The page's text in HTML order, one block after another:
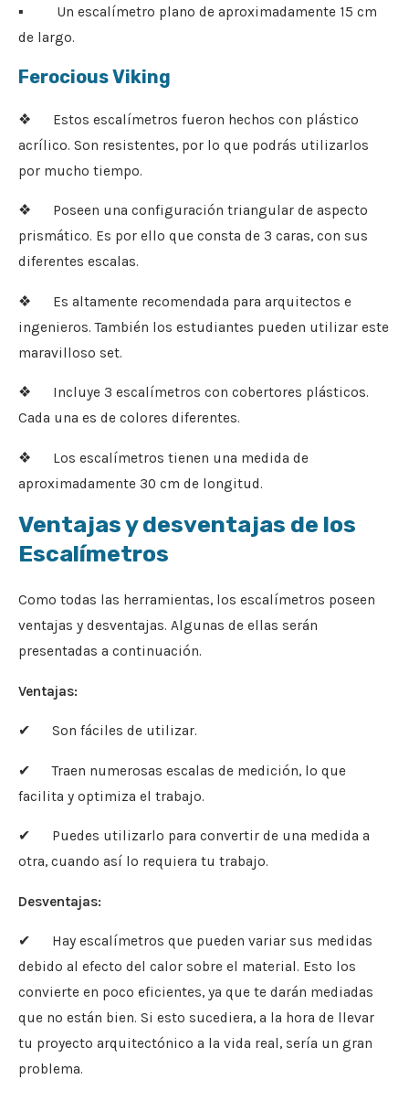
▪ Un escalímetro plano de aproximadamente 15 cm
de largo.
Ferocious Viking
❖ Estos escalímetros fueron hechos con plástico
acrílico. Son resistentes, por lo que podrás utilizarlos
por mucho tiempo.
❖ Poseen una configuración triangular de aspecto
prismático. Es por ello que consta de 3 caras, con sus
diferentes escalas.
❖ Es altamente recomendada para arquitectos e
ingenieros. También los estudiantes pueden utilizar este
maravilloso set.
❖ Incluye 3 escalímetros con cobertores plásticos.
Cada una es de colores diferentes.
❖ Los escalímetros tienen una medida de
aproximadamente 30 cm de longitud.
Ventajas y desventajas de los
Escalímetros
Como todas las herramientas, los escalímetros poseen
ventajas y desventajas. Algunas de ellas serán
presentadas a continuación.
Ventajas:
✔ Son fáciles de utilizar.
✔ Traen numerosas escalas de medición, lo que
facilita y optimiza el trabajo.
✔ Puedes utilizarlo para convertir de una medida a
otra, cuando así lo requiera tu trabajo.
Desventajas:
✔ Hay escalímetros que pueden variar sus medidas
debido al efecto del calor sobre el material. Esto los
convierte en poco eficientes, ya que te darán mediadas
que no están bien. Si esto sucediera, a la hora de llevar
tu proyecto arquitectónico a la vida real, sería un gran
problema.